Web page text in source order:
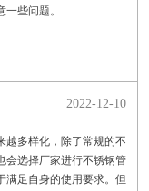
些问题。
2022-12-10
越多样化，除了常规的不
会选择厂家进行不锈钢管
满足自身的使用要求。但